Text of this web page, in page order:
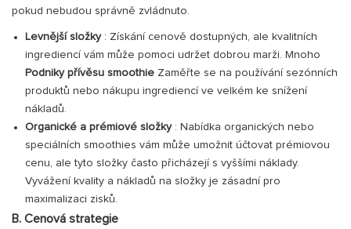
pokud nebudou správně zvládnuto.
Levnější složky : Získání cenově dostupných, ale kvalitních
ingrediencí vám může pomoci udržet dobrou marži. Mnoho
Podniky přívěsu smoothie Zaměřte se na používání sezónních
produktů nebo nákupu ingrediencí ve velkém ke snížení
nákladů.
Organické a prémiové složky : Nabídka organických nebo
speciálních smoothies vám může umožnit účtovat prémiovou
cenu, ale tyto složky často přicházejí s vyššími náklady.
Vyvážení kvality a nákladů na složky je zásadní pro
maximalizaci zisků.
B. Cenová strategie